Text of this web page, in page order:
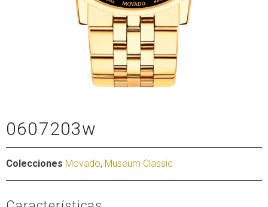
0607203w
Colecciones Movado, Museum Classic